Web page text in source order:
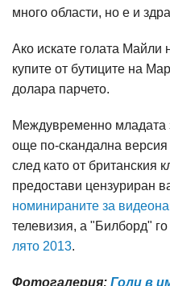
много области, но е и
Ако искате голата Майли
купите от бутиците на
долара парчето.
Междувременно младата
още по-скандална версия
след като от британския
предостави цензуриран
номинираните за
телевизия, а "Билборд"
лято 2013.
Фотогалерия: Голи в